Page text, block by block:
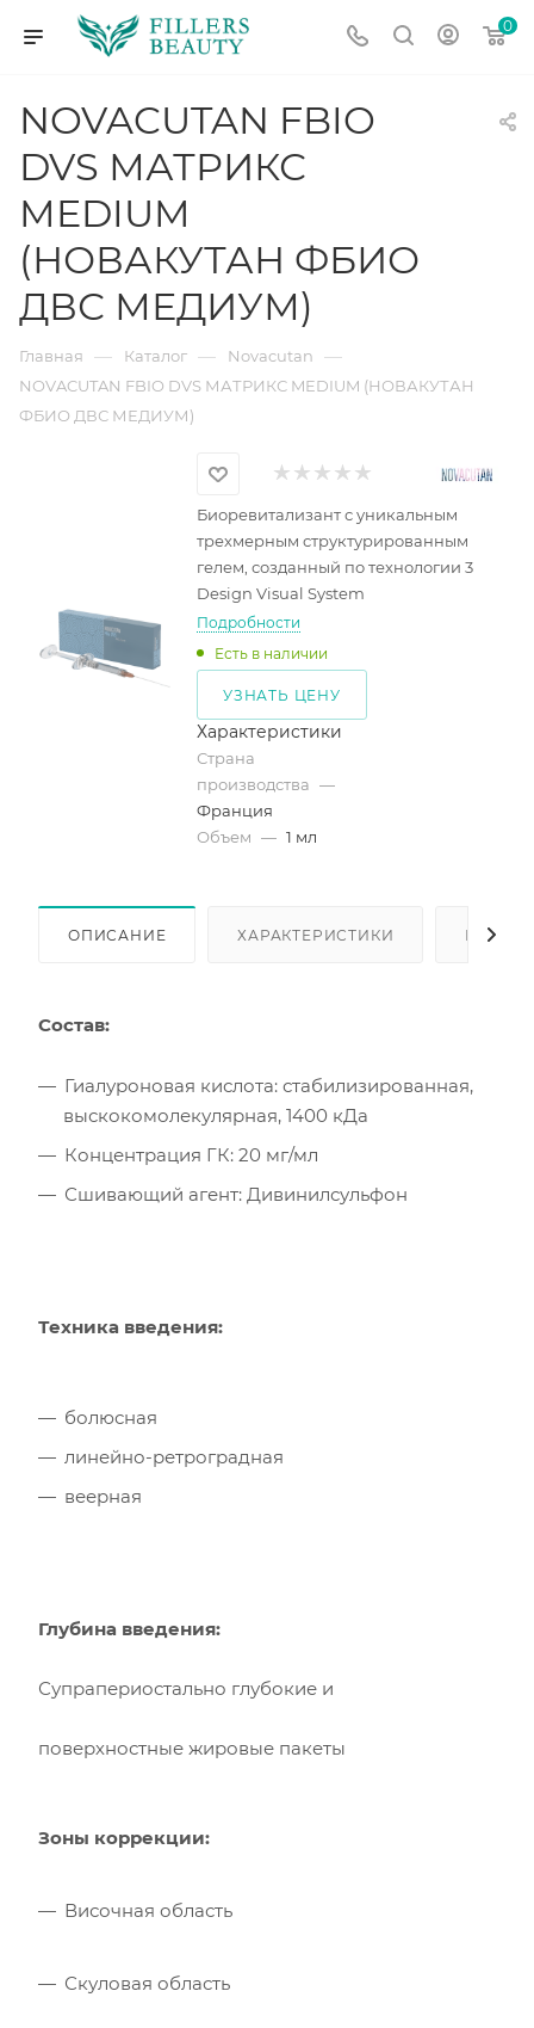
0
NOVACUTAN FBIO
DVS МАТРИКС
MEDIUM
(НОВАКУТАН ФБИО
ДВС МЕДИУМ)
Главная — Каталог — Novacutan —
NOVACUTAN FBIO DVS МАТРИКС MEDIUM (НОВАКУТАН
ФБИО ДВС МЕДИУМ)
Биоревитализант с уникальным
трехмерным структурированным
гелем, созданный по технологии 3
Design Visual System
Подробности
Есть в наличии
УЗНАТЬ ЦЕНУ
Характеристики
Страна
производства —
Франция
Объем — 1 мл
ОПИСАНИЕ ХАРАКТЕРИСТИКИ КАК
Состав:
Гиалуроновая кислота: стабилизированная,
выскокомолекулярная, 1400 кДа
Концентрация ГК: 20 мг/мл
Сшивающий агент: Дивинилсульфон
Техника введения:
болюсная
линейно-ретроградная
веерная
Глубина введения:
Супрапериостально глубокие и
поверхностные жировые пакеты
Зоны коррекции:
Височная область
Скуловая область